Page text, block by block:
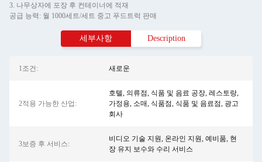
3. 나무상자에 포장 후 컨테이너에 적재
공급 능력: 월 1000세트/세트 중고 푸드트럭 판매
세부사항 Description
1조건: 새로운
2적용 가능한 산업:
호텔, 의류점, 식품 및 음료 공장, 레스토랑,
가정용, 소매, 식품점, 식품 및 음료점, 광고
회사
3보증 후 서비스:
비디오 기술 지원, 온라인 지원, 예비품, 현
장 유지 보수와 수리 서비스